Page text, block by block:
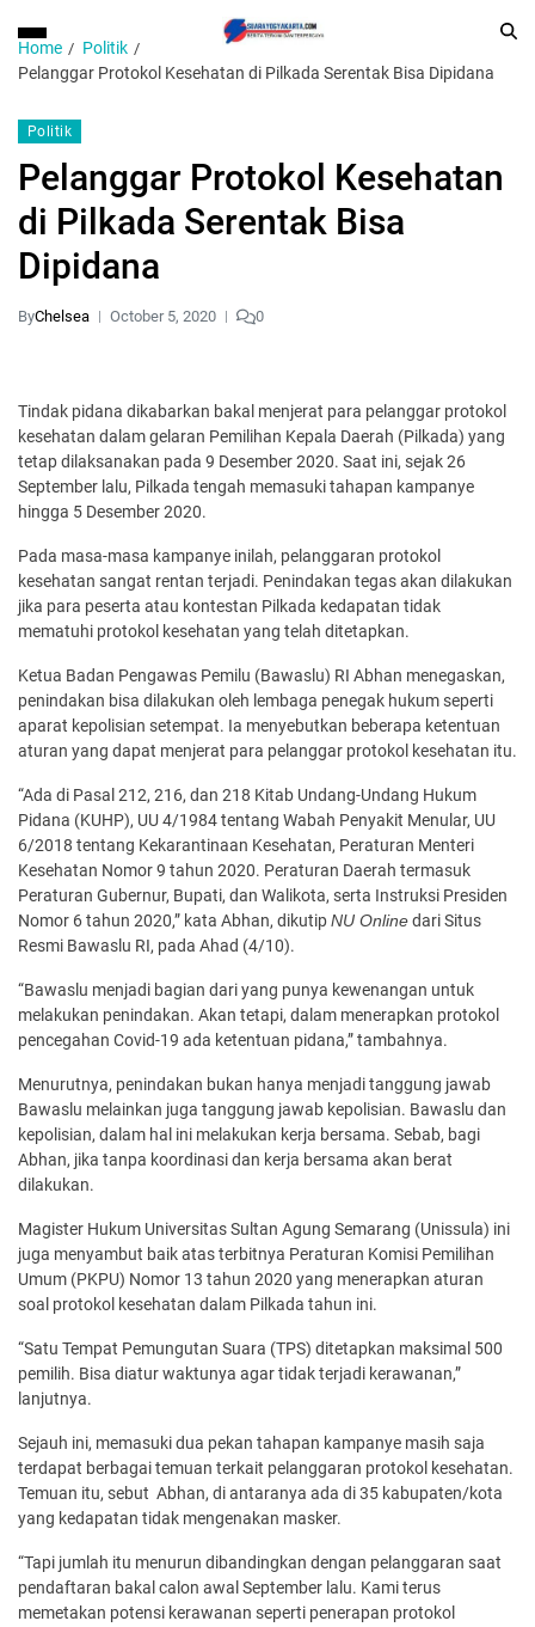
Home
Politik
Pelanggar Protokol Kesehatan di Pilkada Serentak Bisa Dipidana
Politik
Pelanggar Protokol Kesehatan
di Pilkada Serentak Bisa
Dipidana
ByChelsea October 5, 2020 0
Tindak pidana dikabarkan bakal menjerat para pelanggar protokol
kesehatan dalam gelaran Pemilihan Kepala Daerah (Pilkada) yang
tetap dilaksanakan pada 9 Desember 2020. Saat ini, sejak 26
September lalu, Pilkada tengah memasuki tahapan kampanye
hingga 5 Desember 2020.
Pada masa-masa kampanye inilah, pelanggaran protokol
kesehatan sangat rentan terjadi. Penindakan tegas akan dilakukan
jika para peserta atau kontestan Pilkada kedapatan tidak
mematuhi protokol kesehatan yang telah ditetapkan.
Ketua Badan Pengawas Pemilu (Bawaslu) RI Abhan menegaskan,
penindakan bisa dilakukan oleh lembaga penegak hukum seperti
aparat kepolisian setempat. Ia menyebutkan beberapa ketentuan
aturan yang dapat menjerat para pelanggar protokol kesehatan itu.
“Ada di Pasal 212, 216, dan 218 Kitab Undang-Undang Hukum
Pidana (KUHP), UU 4/1984 tentang Wabah Penyakit Menular, UU
6/2018 tentang Kekarantinaan Kesehatan, Peraturan Menteri
Kesehatan Nomor 9 tahun 2020. Peraturan Daerah termasuk
Peraturan Gubernur, Bupati, dan Walikota, serta Instruksi Presiden
Nomor 6 tahun 2020,” kata Abhan, dikutipNU Onlinedari Situs
Resmi Bawaslu RI, pada Ahad (4/10).
“Bawaslu menjadi bagian dari yang punya kewenangan untuk
melakukan penindakan. Akan tetapi, dalam menerapkan protokol
pencegahan Covid-19 ada ketentuan pidana,” tambahnya.
Menurutnya, penindakan bukan hanya menjadi tanggung jawab
Bawaslu melainkan juga tanggung jawab kepolisian. Bawaslu dan
kepolisian, dalam hal ini melakukan kerja bersama. Sebab, bagi
Abhan, jika tanpa koordinasi dan kerja bersama akan berat
dilakukan.
Magister Hukum Universitas Sultan Agung Semarang (Unissula) ini
juga menyambut baik atas terbitnya Peraturan Komisi Pemilihan
Umum (PKPU) Nomor 13 tahun 2020 yang menerapkan aturan
soal protokol kesehatan dalam Pilkada tahun ini.
“Satu Tempat Pemungutan Suara (TPS) ditetapkan maksimal 500
pemilih. Bisa diatur waktunya agar tidak terjadi kerawanan,”
lanjutnya.
Sejauh ini, memasuki dua pekan tahapan kampanye masih saja
terdapat berbagai temuan terkait pelanggaran protokol kesehatan.
Temuan itu, sebut Abhan, di antaranya ada di 35 kabupaten/kota
yang kedapatan tidak mengenakan masker.
“Tapi jumlah itu menurun dibandingkan dengan pelanggaran saat
pendaftaran bakal calon awal September lalu. Kami terus
memetakan potensi kerawanan seperti penerapan protokol